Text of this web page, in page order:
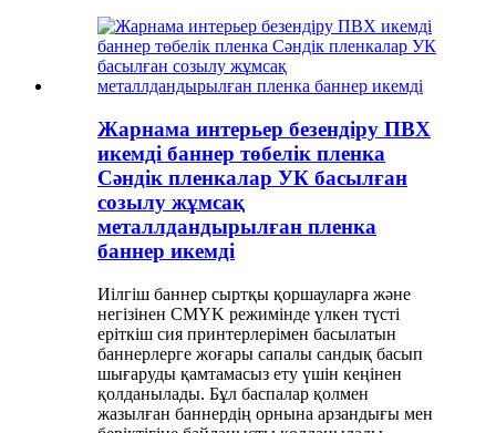
Жарнама интерьер безендіру ПВХ
икемді баннер төбелік пленка
Сәндік пленкалар УК басылған
созылу жұмсақ
металлдандырылған пленка
баннер икемді
Иілгіш баннер сыртқы қоршауларға және
негізінен CMYK режимінде үлкен түсті
еріткіш сия принтерлерімен басылатын
баннерлерге жоғары сапалы сандық басып
шығаруды қамтамасыз ету үшін кеңінен
қолданылады. Бұл баспалар қолмен
жазылған баннердің орнына арзандығы мен